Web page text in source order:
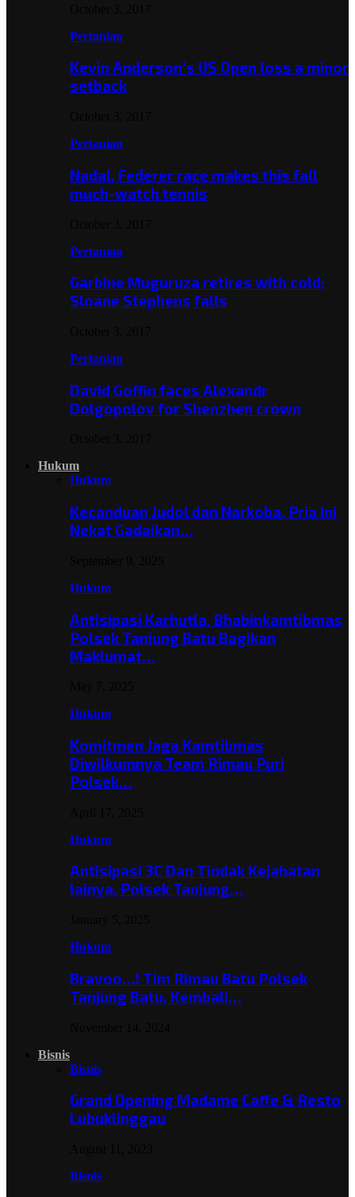
Pertanian
Kevin Anderson’s US Open loss a minor
setback
Pertanian
Nadal, Federer race makes this fall
much-watch tennis
Pertanian
Garbine Muguruza retires with cold;
Sloane Stephens falls
Pertanian
David Goffin faces Alexandr
Dolgopolov for Shenzhen crown
Hukum
Hukum
Kecanduan Judol dan Narkoba, Pria Ini
Nekat Gadaikan…
Hukum
Antisipasi Karhutla, Bhabinkamtibmas
Polsek Tanjung Batu Bagikan
Maklumat…
Hukum
Komitmen Jaga Kamtibmas
Diwilkumnya Team Rimau Puri
Polsek…
Hukum
Antisipasi 3C Dan Tindak Kejahatan
lainya, Polsek Tanjung…
Hukum
Bravoo…! Tim Rimau Batu Polsek
Tanjung Batu, Kembali…
Bisnis
Bisnis
Grand Opening Madame Caffe & Resto
Lubuklinggau
Bisnis